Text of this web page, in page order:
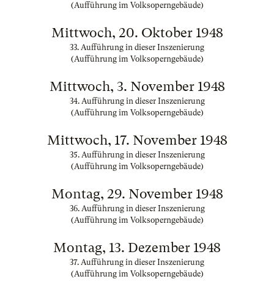
(Aufführung im Volksoperngebäude)
Mittwoch, 20. Oktober 1948
33. Aufführung in dieser Inszenierung
(Aufführung im Volksoperngebäude)
Mittwoch, 3. November 1948
34. Aufführung in dieser Inszenierung
(Aufführung im Volksoperngebäude)
Mittwoch, 17. November 1948
35. Aufführung in dieser Inszenierung
(Aufführung im Volksoperngebäude)
Montag, 29. November 1948
36. Aufführung in dieser Inszenierung
(Aufführung im Volksoperngebäude)
Montag, 13. Dezember 1948
37. Aufführung in dieser Inszenierung
(Aufführung im Volksoperngebäude)